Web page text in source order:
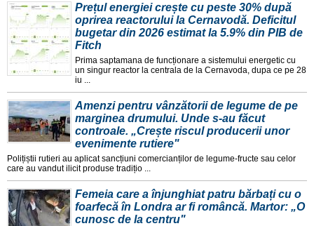
Prețul energiei crește cu peste 30% după
oprirea reactorului la Cernavodă. Deficitul
bugetar din 2026 estimat la 5.9% din PIB de
Fitch
Prima saptamana de funcționare a sistemului energetic cu
un singur reactor la centrala de la Cernavoda, dupa ce pe 28
iu ...
Amenzi pentru vânzătorii de legume de pe
marginea drumului. Unde s-au făcut
controale. „Crește riscul producerii unor
evenimente rutiere"
Polițiștii rutieri au aplicat sancțiuni comercianților de legume-fructe sau celor
care au vandut ilicit produse tradițio ...
Femeia care a înjunghiat patru bărbați cu o
foarfecă în Londra ar fi româncă. Martor: „O
cunosc de la centru"